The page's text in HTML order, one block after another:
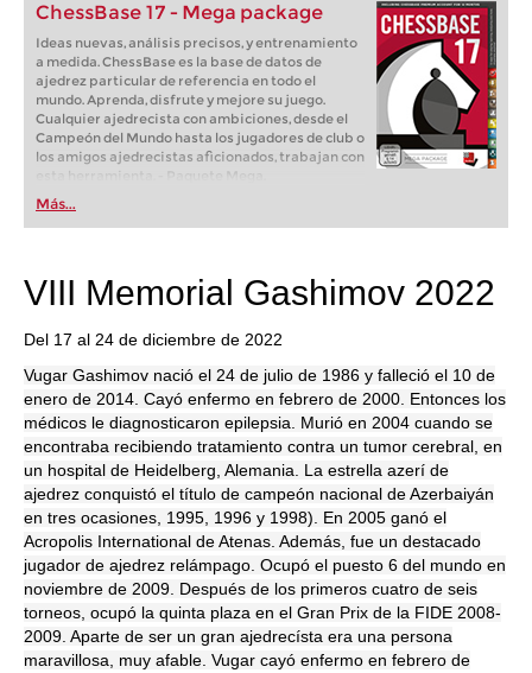
ChessBase 17 - Mega package
Ideas nuevas, análisis precisos, y entrenamiento
a medida. ChessBase es la base de datos de
ajedrez particular de referencia en todo el
mundo. Aprenda, disfrute y mejore su juego.
Cualquier ajedrecista con ambiciones, desde el
Campeón del Mundo hasta los jugadores de club o
los amigos ajedrecistas aficionados, trabajan con
esta herramienta. - Paquete Mega.
Más...
VIII Memorial Gashimov 2022
Del 17 al 24 de diciembre de 2022
Vugar Gashimov nació el 24 de julio de 1986 y falleció el 10 de
enero de 2014. Cayó enfermo en febrero de 2000. Entonces los
médicos le diagnosticaron epilepsia. Murió en 2004 cuando se
encontraba recibiendo tratamiento contra un tumor cerebral, en
un hospital de Heidelberg, Alemania. La estrella azerí de
ajedrez conquistó el título de campeón nacional de Azerbaiyán
en tres ocasiones, 1995, 1996 y 1998). En 2005 ganó el
Acropolis International de Atenas. Además, fue un destacado
jugador de ajedrez relámpago. Ocupó el puesto 6 del mundo en
noviembre de 2009. Después de los primeros cuatro de seis
torneos, ocupó la quinta plaza en el Gran Prix de la FIDE 2008-
2009. Aparte de ser un gran ajedrecísta era una persona
maravillosa, muy afable. Vugar cayó enfermo en febrero de